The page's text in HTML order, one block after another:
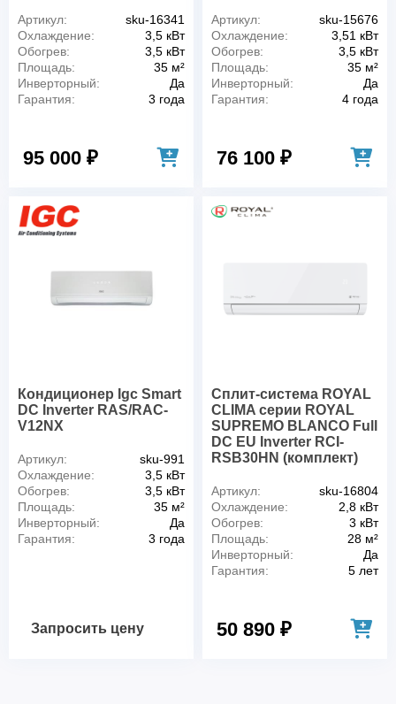
Артикул:
sku-16341
Охлаждение:
3,5 кВт
Обогрев:
3,5 кВт
Площадь:
35 м²
Инверторный:
Да
Гарантия:
3 года
95 000 ₽
Артикул:
sku-15676
Охлаждение:
3,51 кВт
Обогрев:
3,5 кВт
Площадь:
35 м²
Инверторный:
Да
Гарантия:
4 года
76 100 ₽
Кондиционер Igc Smart
DC Inverter RAS/RAC-
V12NX
Артикул:
sku-991
Охлаждение:
3,5 кВт
Обогрев:
3,5 кВт
Площадь:
35 м²
Инверторный:
Да
Гарантия:
3 года
Запросить цену
Сплит-система ROYAL
CLIMA серии ROYAL
SUPREMO BLANCO Full
DC EU Inverter RCI-
RSB30HN (комплект)
Артикул:
sku-16804
Охлаждение:
2,8 кВт
Обогрев:
3 кВт
Площадь:
28 м²
Инверторный:
Да
Гарантия:
5 лет
50 890 ₽